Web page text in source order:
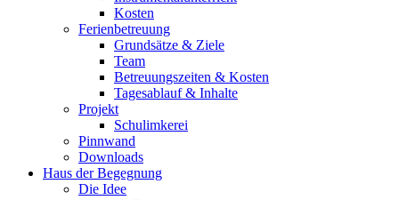
Kosten
Ferienbetreuung
Grundsätze & Ziele
Team
Betreuungszeiten & Kosten
Tagesablauf & Inhalte
Projekt
Schulimkerei
Pinnwand
Downloads
Haus der Begegnung
Die Idee